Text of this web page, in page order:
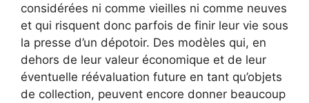
considérées ni comme vieilles ni comme neuves
et qui risquent donc parfois de finir leur vie sous
la presse d’un dépotoir. Des modèles qui, en
dehors de leur valeur économique et de leur
éventuelle réévaluation future en tant qu’objets
de collection, peuvent encore donner beaucoup